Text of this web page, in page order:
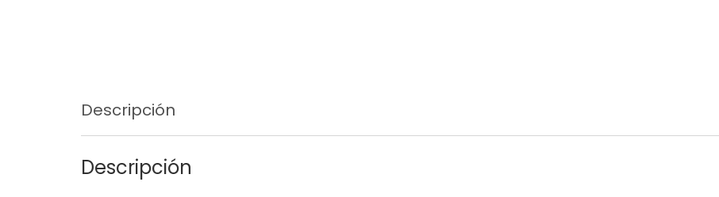
Descripción
Descripción